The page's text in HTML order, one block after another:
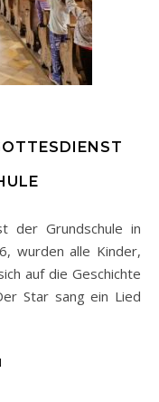
wurden alle Kinder,
auf die Geschichte
Star sang ein Lied